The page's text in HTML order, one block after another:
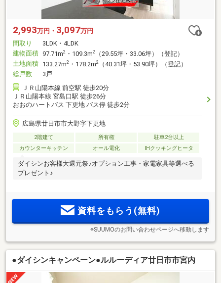
2,993万円・ 3,097万円
間取り
3LDK・4LDK
建物面積 97.71m2 ・109.3m2
（29.55坪・33.06坪）（登記）
土地面積 133.27m2 ・178.2m2
（40.31坪・53.90坪）（登記）
総戸数
3戸
ＪＲ山陽本線 前空駅 徒歩20分
ＪＲ山陽本線 宮島口駅 徒歩26分
おおのハートバス 下更地 バス停 徒歩2分
広島県廿日市市大野字下更地
2階建て 所有権
駐車2台以上
カウンターキッチン
オール電化 IHクッキングヒータ
ダイシンお客様大還元祭♪オプション工事・家電家具等選べる
プレゼント♪
資料をもらう(無料)
※SUUMOのお問い合わせページへ移動します
●ダイシンキャンペーン●ルルーディア廿日市市宮内